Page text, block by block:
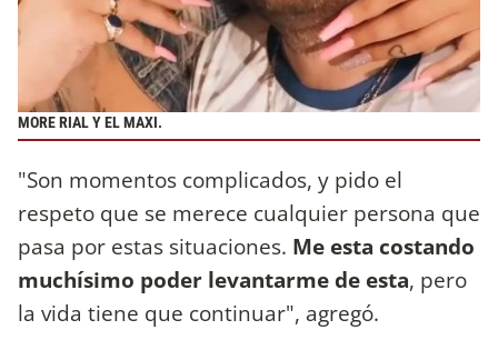
MORE RIAL Y EL MAXI.
"Son momentos complicados, y pido el
respeto que se merece cualquier persona que
pasa por estas situaciones. Me esta costando
muchísimo poder levantarme de esta, pero
la vida tiene que continuar", agregó.